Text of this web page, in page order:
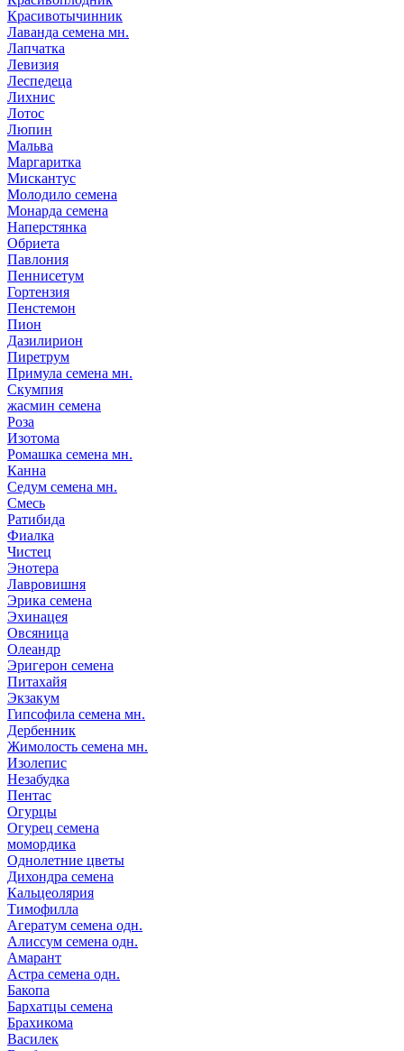
Красивотычинник
Лаванда семена мн.
Лапчатка
Левизия
Леспедеца
Лихнис
Лотос
Люпин
Мальва
Маргаритка
Мискантус
Молодило семена
Монарда семена
Наперстянка
Обриета
Павлония
Пеннисетум
Гортензия
Пенстемон
Пион
Дазилирион
Пиретрум
Примула семена мн.
Скумпия
жасмин семена
Роза
Изотома
Ромашка семена мн.
Канна
Седум семена мн.
Смесь
Ратибида
Фиалка
Чистец
Энотера
Лавровишня
Эрика семена
Эхинацея
Овсяница
Олеандр
Эригерон семена
Питахайя
Экзакум
Гипсофила семена мн.
Дербенник
Жимолость семена мн.
Изолепис
Незабудка
Пентас
Огурцы
Огурец семена
момордика
Однолетние цветы
Дихондра семена
Кальцеолярия
Тимофилла
Агератум семена одн.
Алиссум семена одн.
Амарант
Астра семена одн.
Бакопа
Бархатцы семена
Брахикома
Василек